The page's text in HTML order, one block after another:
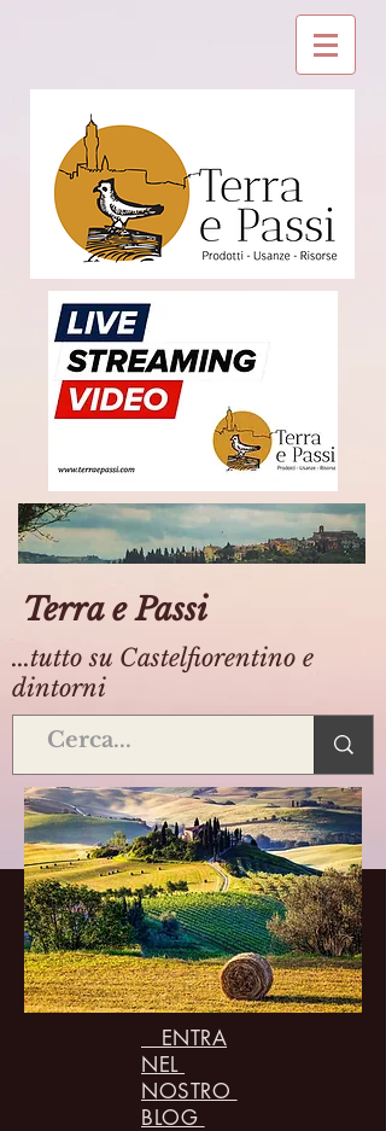
Terra e Passi
...tutto su Castelfiorentino e
dintorni
ENTRA
NEL
NOSTRO
BLOG